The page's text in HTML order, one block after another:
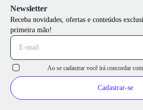
Newsletter
Receba novidades, ofertas e conteúdos
primeira mão!
Ao se cadastrar você irá concordar
Cadastrar-se